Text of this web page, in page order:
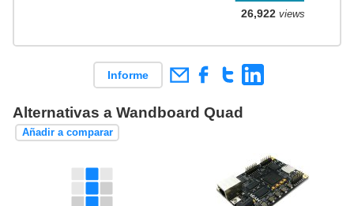
26,922views
Informe
Alternativas a Wandboard Quad
Añadir a comparar